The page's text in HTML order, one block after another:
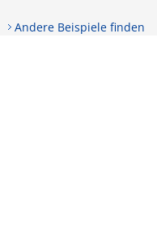
Andere Beispiele finden